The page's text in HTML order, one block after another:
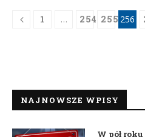
1 … 254 255 256
NAJNOWSZE WPISY
W pół